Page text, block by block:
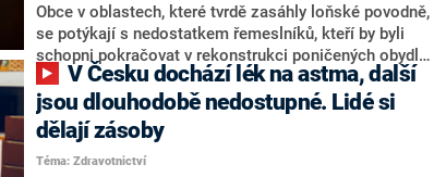
Obce v oblastech, které tvrdě zasáhly loňské povodně,
se potýkají s nedostatkem řemeslníků, kteří by byli
schopni pokračovat v rekonstrukci poničených obydlí i
budov infrastruktury. Na Jesenicku chybí řemeslníci
všech profesí, nejvíce jsou ale potřební zedníci.
jsou dlouhodobě nedostupné. Lidé si
dělají zásoby
Téma: Zdravotnictví